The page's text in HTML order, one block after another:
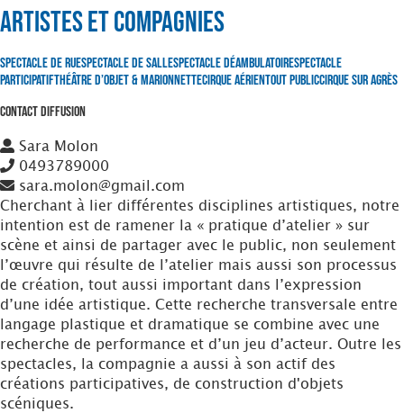
Artistes et Compagnies
Spectacle de RueSpectacle de SalleSpectacle DéambulatoireSpectacle
ParticipatifThéâtre d’Objet & MarionnetteCirque AérienTout PublicCirque sur Agrès
Contact Diffusion
Sara Molon
0493789000
sara.molon@gmail.com
Cherchant à lier différentes disciplines artistiques, notre
intention est de ramener la « pratique d’atelier » sur
scène et ainsi de partager avec le public, non seulement
l’œuvre qui résulte de l’atelier mais aussi son processus
de création, tout aussi important dans l’expression
d’une idée artistique. Cette recherche transversale entre
langage plastique et dramatique se combine avec une
recherche de performance et d’un jeu d’acteur. Outre les
spectacles, la compagnie a aussi à son actif des
créations participatives, de construction d'objets
scéniques.